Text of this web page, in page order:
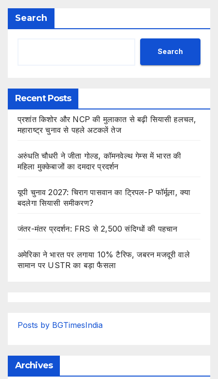
Search
Search
Recent Posts
प्रशांत किशोर और NCP की मुलाकात से बढ़ी सियासी हलचल,
महाराष्ट्र चुनाव से पहले अटकलें तेज
अरुंधति चौधरी ने जीता गोल्ड, कॉमनवेल्थ गेम्स में भारत की
महिला मुक्केबाजों का दमदार प्रदर्शन
यूपी चुनाव 2027: चिराग पासवान का ट्रिपल-P फॉर्मूला, क्या
बदलेगा सियासी समीकरण?
जंतर-मंतर प्रदर्शन: FRS से 2,500 संदिग्धों की पहचान
अमेरिका ने भारत पर लगाया 10% टैरिफ, जबरन मजदूरी वाले
सामान पर USTR का बड़ा फैसला
Posts by BGTimesIndia
Archives